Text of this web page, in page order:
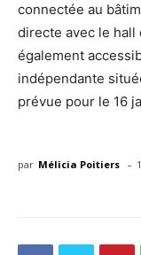
connectée au
directe avec le hall
également
indépendante
prévue pour le 16
par Mélicia Poitiers -